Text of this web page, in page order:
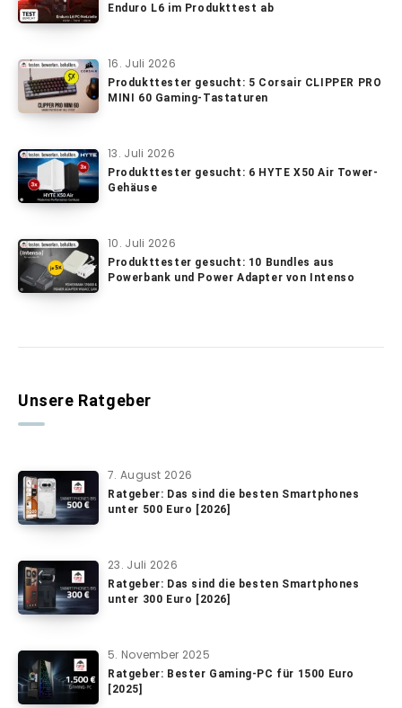
Enduro L6 im Produkttest ab
16. Juli 2026
Produkttester gesucht: 5 Corsair CLIPPER PRO
MINI 60 Gaming-Tastaturen
13. Juli 2026
Produkttester gesucht: 6 HYTE X50 Air Tower-
Gehäuse
10. Juli 2026
Produkttester gesucht: 10 Bundles aus
Powerbank und Power Adapter von Intenso
Unsere Ratgeber
7. August 2026
Ratgeber: Das sind die besten Smartphones
unter 500 Euro [2026]
23. Juli 2026
Ratgeber: Das sind die besten Smartphones
unter 300 Euro [2026]
5. November 2025
Ratgeber: Bester Gaming-PC für 1500 Euro
[2025]